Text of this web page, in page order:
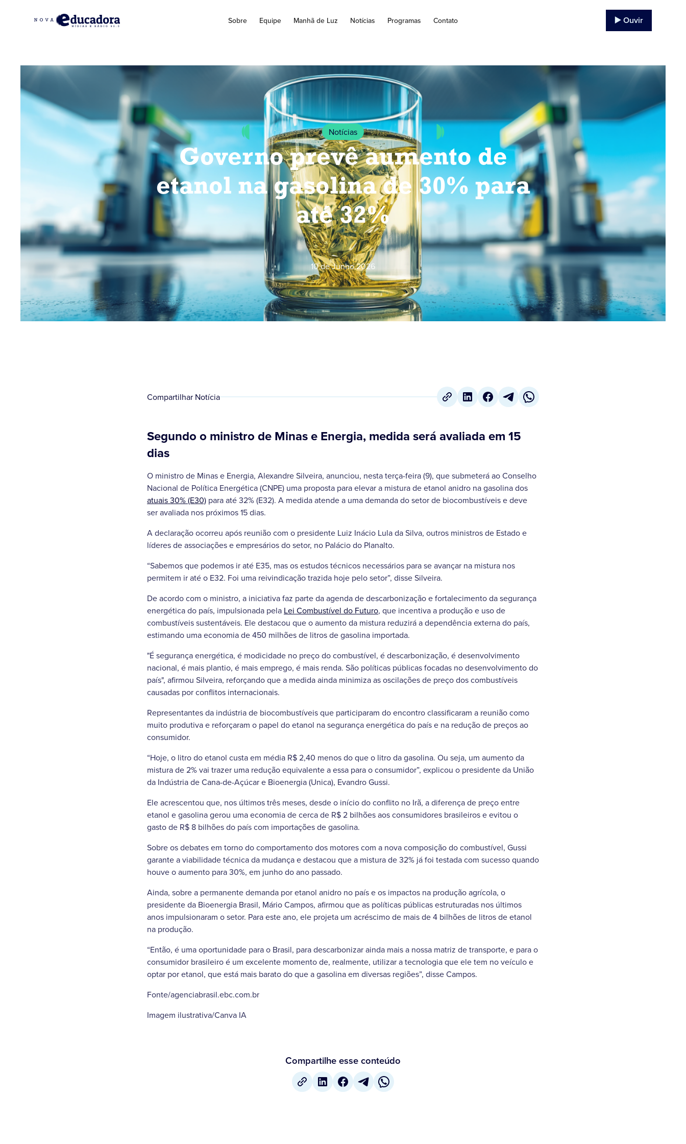
Sobre Equipe Manhã de Luz Notícias Programas Contato ▶️ Ouvir
Notícias
Governo prevê aumento de
etanol na gasolina de 30% para
até 32%
10 de Junho,2026
Compartilhar Notícia
Segundo o ministro de Minas e Energia, medida será avaliada em 15
dias
O ministro de Minas e Energia, Alexandre Silveira, anunciou, nesta terça-feira (9), que submeterá ao Conselho
Nacional de Política Energética (CNPE) uma proposta para elevar a mistura de etanol anidro na gasolina dos
atuais 30% (E30) para até 32% (E32). A medida atende a uma demanda do setor de biocombustíveis e deve
ser avaliada nos próximos 15 dias.
A declaração ocorreu após reunião com o presidente Luiz Inácio Lula da Silva, outros ministros de Estado e
líderes de associações e empresários do setor, no Palácio do Planalto.
“Sabemos que podemos ir até E35, mas os estudos técnicos necessários para se avançar na mistura nos
permitem ir até o E32. Foi uma reivindicação trazida hoje pelo setor”, disse Silveira.
De acordo com o ministro, a iniciativa faz parte da agenda de descarbonização e fortalecimento da segurança
energética do país, impulsionada pela Lei Combustível do Futuro, que incentiva a produção e uso de
combustíveis sustentáveis. Ele destacou que o aumento da mistura reduzirá a dependência externa do país,
estimando uma economia de 450 milhões de litros de gasolina importada.
"É segurança energética, é modicidade no preço do combustível, é descarbonização, é desenvolvimento
nacional, é mais plantio, é mais emprego, é mais renda. São políticas públicas focadas no desenvolvimento do
país", afirmou Silveira, reforçando que a medida ainda minimiza as oscilações de preço dos combustíveis
causadas por conflitos internacionais.
Representantes da indústria de biocombustíveis que participaram do encontro classificaram a reunião como
muito produtiva e reforçaram o papel do etanol na segurança energética do país e na redução de preços ao
consumidor.
“Hoje, o litro do etanol custa em média R$ 2,40 menos do que o litro da gasolina. Ou seja, um aumento da
mistura de 2% vai trazer uma redução equivalente a essa para o consumidor”, explicou o presidente da União
da Indústria de Cana-de-Açúcar e Bioenergia (Unica), Evandro Gussi.
Ele acrescentou que, nos últimos três meses, desde o início do conflito no Irã, a diferença de preço entre
etanol e gasolina gerou uma economia de cerca de R$ 2 bilhões aos consumidores brasileiros e evitou o
gasto de R$ 8 bilhões do país com importações de gasolina.
Sobre os debates em torno do comportamento dos motores com a nova composição do combustível, Gussi
garante a viabilidade técnica da mudança e destacou que a mistura de 32% já foi testada com sucesso quando
houve o aumento para 30%, em junho do ano passado.
Ainda, sobre a permanente demanda por etanol anidro no país e os impactos na produção agrícola, o
presidente da Bioenergia Brasil, Mário Campos, afirmou que as políticas públicas estruturadas nos últimos
anos impulsionaram o setor. Para este ano, ele projeta um acréscimo de mais de 4 bilhões de litros de etanol
na produção.
“Então, é uma oportunidade para o Brasil, para descarbonizar ainda mais a nossa matriz de transporte, e para o
consumidor brasileiro é um excelente momento de, realmente, utilizar a tecnologia que ele tem no veículo e
optar por etanol, que está mais barato do que a gasolina em diversas regiões”, disse Campos.
Fonte/agenciabrasil.ebc.com.br
Imagem ilustrativa/Canva IA
Compartilhe esse conteúdo